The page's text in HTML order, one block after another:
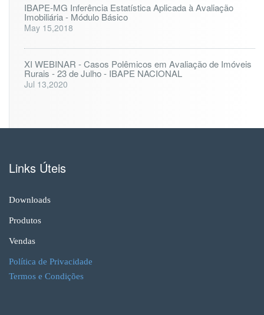
IBAPE-MG Inferência Estatística Aplicada à Avaliação
Imobiliária - Módulo Básico
May 15,2018
XI WEBINAR - Casos Polêmicos em Avaliação de Imóveis
Rurais - 23 de Julho - IBAPE NACIONAL
Jul 13,2020
Links Úteis
Downloads
Produtos
Vendas
Política de Privacidade
Termos e Condições